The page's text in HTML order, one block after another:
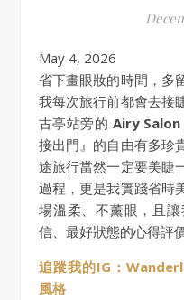
May 4, 2026
省下畫眼妝的時間，多留一小時去探索城市的角落，是
我每次旅行前都會去接
古亭站旁的 Airy Salon
接出門』的自由有多珍
途旅行當然一定要美睫
過程，更是我實踐省時
場溫柔、不薰眼，且
信、最好狀態的心得評價
追蹤我的IG：
風格